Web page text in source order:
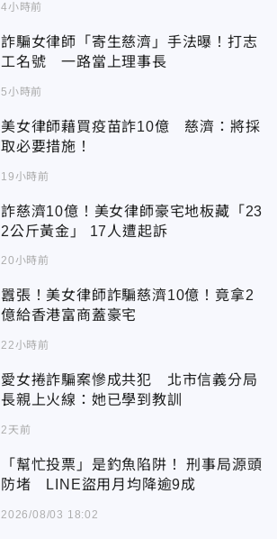
4小時前
詐騙女律師「寄生慈濟」手法曝！打志
工名號 一路當上理事長
5小時前
美女律師藉買疫苗詐10億 慈濟：將採
取必要措施！
19小時前
詐慈濟10億！美女律師豪宅地板藏「23
2公斤黃金」 17人遭起訴
20小時前
囂張！美女律師詐騙慈濟10億！竟拿2
億給香港富商蓋豪宅
22小時前
愛女捲詐騙案慘成共犯 北市信義分局
長親上火線：她已學到教訓
2天前
「幫忙投票」是釣魚陷阱！ 刑事局源頭
防堵 LINE盜用月均降逾9成
2026/08/03 18:02